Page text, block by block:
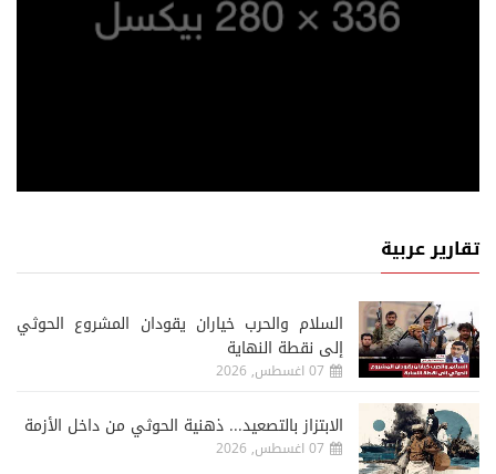
تقارير عربية
السلام والحرب خياران يقودان المشروع الحوثي
إلى نقطة النهاية
07 اغسطس, 2026
الابتزاز بالتصعيد... ذهنية الحوثي من داخل الأزمة
07 اغسطس, 2026